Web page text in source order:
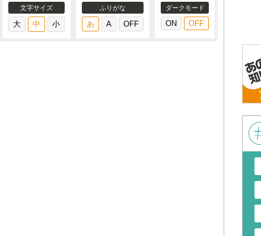
文字サイズ ふりがな ダークモード